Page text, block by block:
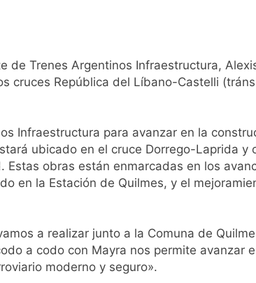
dejará de llover y llega una ola de frío con
de Quilmes, Hernán Ocampo, tras la difusión
psicótico» por consumo con Facundo
el proyecto oficial de Ley de Propiedad Privada
de San Cayetano
Trenes Argentinos Infraestructura,
cruces República del Líbano-Castelli
Infraestructura para avanzar en la
ubicado en el cruce Dorrego-Laprida y
obras están enmarcadas en los
en la Estación de Quilmes, y el
a realizar junto a la Comuna de
a codo con Mayra nos permite avanzar
moderno y seguro».